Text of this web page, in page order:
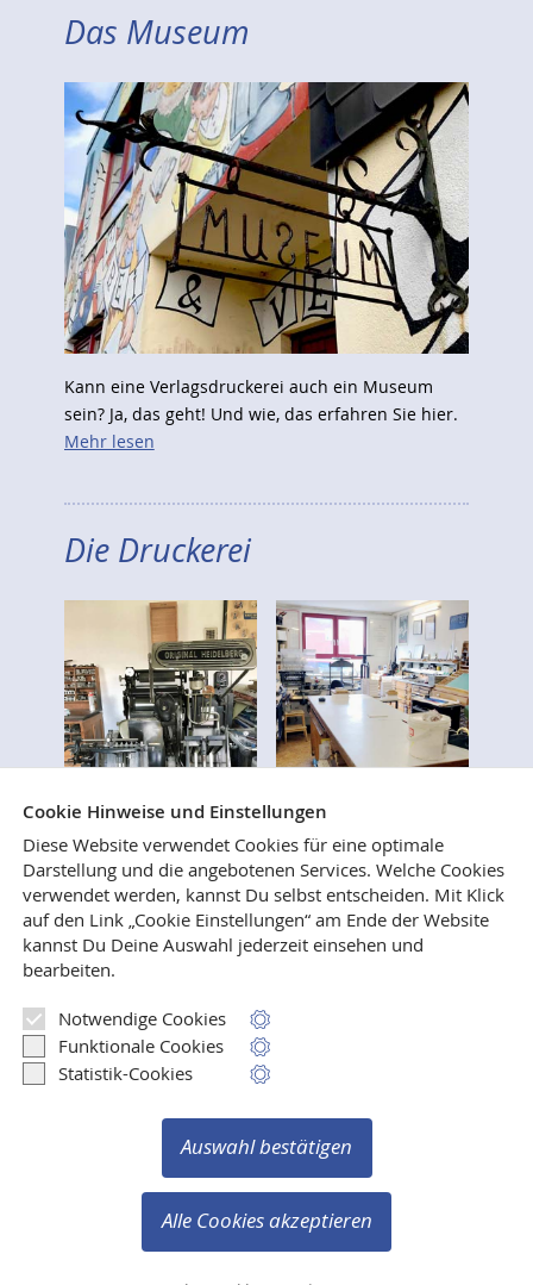
Das Museum
Kann eine Verlagsdruckerei auch ein Museum
sein? Ja, das geht! Und wie, das erfahren Sie hier.
Mehr lesen
Die Druckerei
Wer immer schon mal wissen wollte, wie Bücher
gesetzt, gedruckt und gebunden werden, ist
herzlich eingeladen, uns in unseren Verlags- und
Mehr lesen
Vertrag widerrufen
Copyright © 2003-2026 Verlag Ralf Liebe
Cookie Hinweise und Einstellungen
Diese Website verwendet Cookies für eine optimale
Darstellung und die angebotenen Services. Welche Cookies
verwendet werden, kannst Du selbst entscheiden. Mit Klick
auf den Link „Cookie Einstellungen“ am Ende der Website
kannst Du Deine Auswahl jederzeit einsehen und
bearbeiten.
Notwendige Cookies
Funktionale Cookies
Statistik-Cookies
Auswahl bestätigen
Alle Cookies akzeptieren